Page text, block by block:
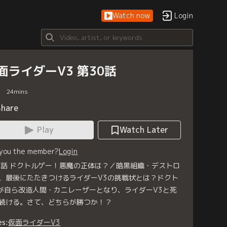
Watch now Login
ライダーV3 第30話
24mins
Play
Watch Later
the member?Login
ドクトルゲー！悪魔の正体は？／暗黒組織・デストロ
最後にたたきつけるライダーV3の挑戦状とは？ドクト
自ら改造人間・カニレーザーとなり、ライダーV3と死
ける。さて、どちらが勝つか！？
仮面ライダーV3